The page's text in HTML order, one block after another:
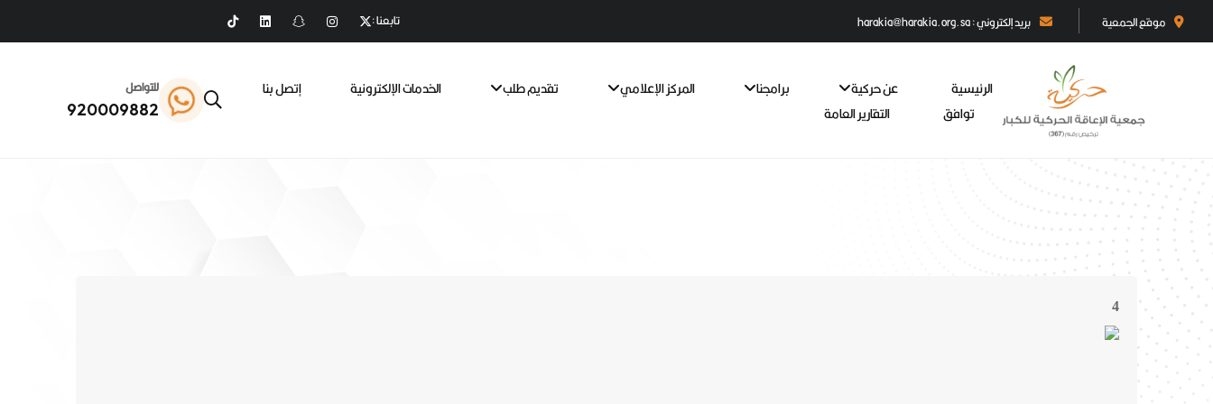
موقع الجمعية بريد إلكتروني : harakia@harakia.org.sa تابعنا :
الرئيسية عن حركية برامجنا المركز الإعلامي تقديم طلب الخدمات الإلكترونية
إتصل بنا
توافق
التقارير العامة
للتواصل
920009882
4